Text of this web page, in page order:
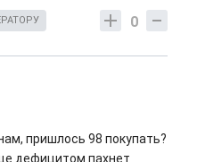
0
пришлось 98 покупать?
дефицитом пахнет